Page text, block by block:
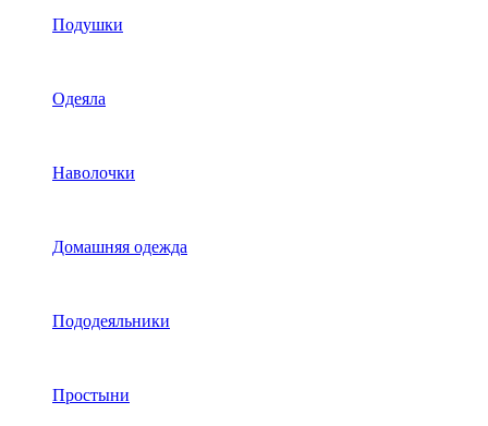
Подушки
Одеяла
Наволочки
Домашняя одежда
Пододеяльники
Простыни